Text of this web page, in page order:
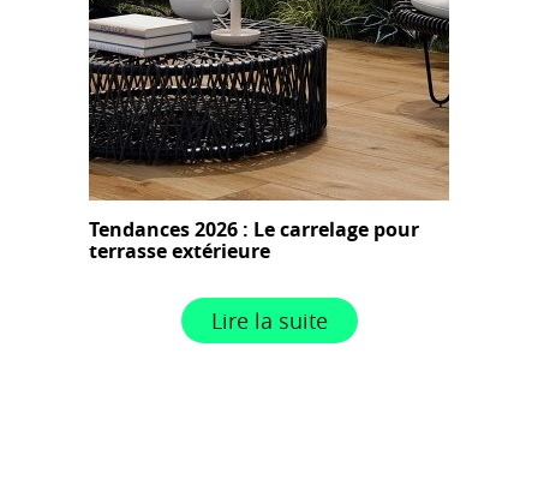
Tendances 2026 : Le carrelage pour
terrasse extérieure
Lire la suite